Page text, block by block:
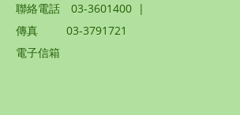
聯絡電話
03-3601400 |
傳真
03-3791721
電子信箱